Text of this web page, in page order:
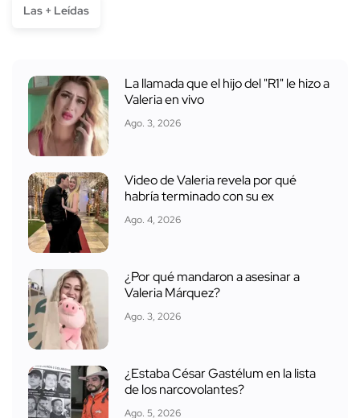
Las + Leídas
La llamada que el hijo del "R1" le hizo a
Valeria en vivo
Ago. 3, 2026
Video de Valeria revela por qué
habría terminado con su ex
Ago. 4, 2026
¿Por qué mandaron a asesinar a
Valeria Márquez?
Ago. 3, 2026
¿Estaba César Gastélum en la lista
de los narcovolantes?
Ago. 5, 2026